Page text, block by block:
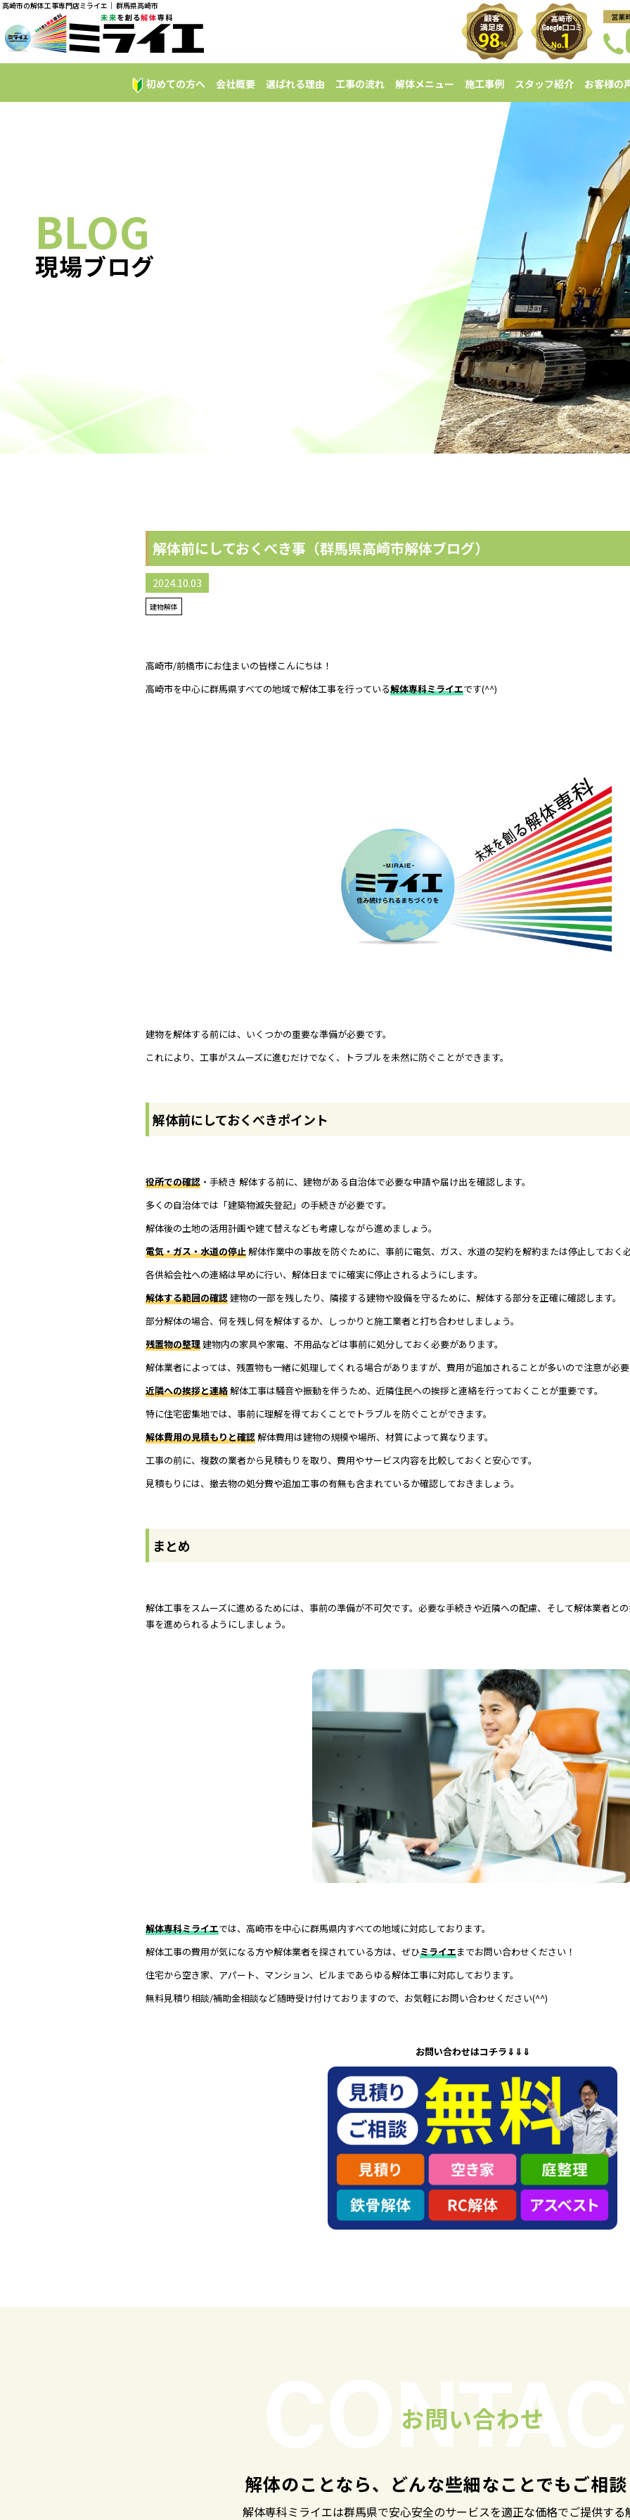
高崎市の解体工事専門店ミライエ｜ 群馬県高崎市
初めての方へ 会社概要 選ばれる理由 工事の流れ 解体メニュー 施工事例 スタッフ紹介 お客様の
BLOG
現場ブログ
解体前にしておくべき事（群馬県高崎市解体ブログ）
2024.10.03
建物解体
高崎市/前橋市にお住まいの皆様こんにちは！
高崎市を中心に群馬県すべての地域で解体工事を行っている解体専科ミライエです(^^)
建物を解体する前には、いくつかの重要な準備が必要です。
これにより、工事がスムーズに進むだけでなく、トラブルを未然に防ぐことができます。
解体前にしておくべきポイント
役所での確認 ・手続き 解体する前に、建物がある自治体で必要な申請や届け出を確認します。
多くの自治体では「建築物滅失登記」の手続きが必要です。
解体後の土地の活用計画や建て替えなども考慮しながら進めましょう。
電気・ガス・水道の停止解体作業中の事故を防ぐために、事前に電気、ガス、水道の契約を解約または停止しておく
各供給会社への連絡は早めに行い、解体日までに確実に停止されるようにします。
解体する範囲の確認建物の一部を残したり、隣接する建物や設備を守るために、解体する部分を正確に確認します。
部分解体の場合、何を残し何を解体するか、しっかりと施工業者と打ち合わせしましょう。
残置物の整理建物内の家具や家電、不用品などは事前に処分しておく必要があります。
解体業者によっては、残置物も一緒に処理してくれる場合がありますが、費用が追加されることが多いので注意が必
近隣への挨拶と連絡解体工事は騒音や振動を伴うため、近隣住民への挨拶と連絡を行っておくことが重要です。
特に住宅密集地では、事前に理解を得ておくことでトラブルを防ぐことができます。
解体費用の見積もりと確認解体費用は建物の規模や場所、材質によって異なります。
工事の前に、複数の業者から見積もりを取り、費用やサービス内容を比較しておくと安心です。
見積もりには、撤去物の処分費や追加工事の有無も含まれているか確認しておきましょう。
まとめ
解体工事をスムーズに進めるためには、事前の準備が不可欠です。必要な手続きや近隣への配慮、そして解体業者と
事を進められるようにしましょう。
解体専科ミライエでは、高崎市を中心に群馬県内すべての地域に対応しております。
解体工事の費用が気になる方や解体業者を探されている方は、ぜひミライエまでお問い合わせください！
住宅から空き家、アパート、マンション、ビルまであらゆる解体工事に対応しております。
無料見積り相談/補助金相談など随時受け付けておりますので、お気軽にお問い合わせください(^^)
お問い合わせはコチラ⇓⇓⇓
お問い合わせ
解体のことなら、どんな些細なことでもご相
解体専科ミライエは群馬県で安心安全のサービスを適正な価格でご提供する